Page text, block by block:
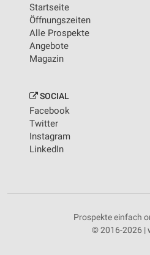
Startseite
Öffnungszeiten
Alle Prospekte
Angebote
Magazin
SOCIAL
Facebook
Twitter
Instagram
LinkedIn
Prospekte einfach
© 2016-2026 |